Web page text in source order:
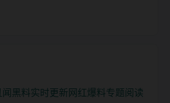
黑料实时更新网红爆料专题阅读